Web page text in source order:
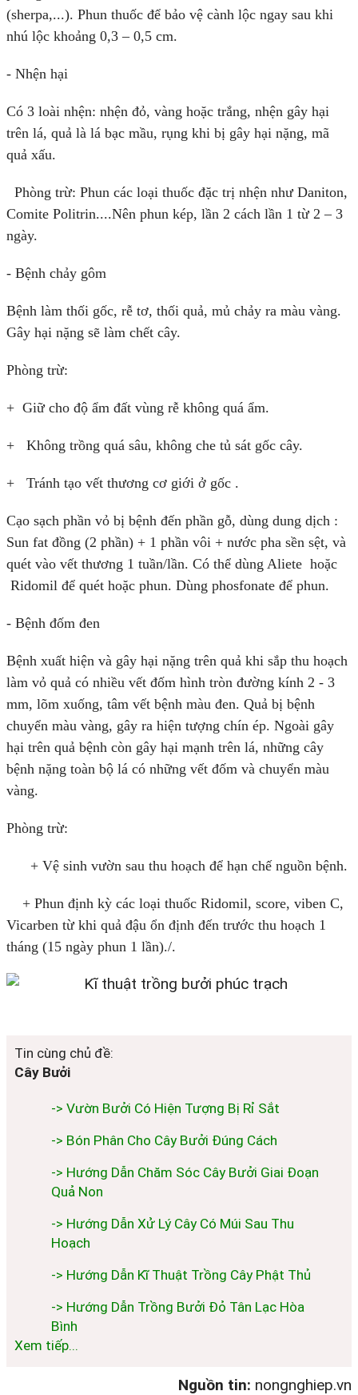
(sherpa,...). Phun thuốc để bảo vệ cành lộc ngay sau khi
nhú lộc khoảng 0,3 – 0,5 cm.
- Nhện hại
Có 3 loài nhện: nhện đỏ, vàng hoặc trắng, nhện gây hại
trên lá, quả là lá bạc mầu, rụng khi bị gây hại nặng, mã
quả xấu.
Phòng trừ: Phun các loại thuốc đặc trị nhện như Daniton,
Comite Politrin....Nên phun kép, lần 2 cách lần 1 từ 2 – 3
ngày.
- Bệnh chảy gôm
Bệnh làm thối gốc, rễ tơ, thối quả, mủ chảy ra màu vàng.
Gây hại nặng sẽ làm chết cây.
Phòng trừ:
+ Giữ cho độ ẩm đất vùng rễ không quá ẩm.
+ Không trồng quá sâu, không che tủ sát gốc cây.
+ Tránh tạo vết thương cơ giới ở gốc .
Cạo sạch phần vỏ bị bệnh đến phần gỗ, dùng dung dịch :
Sun fat đồng (2 phần) + 1 phần vôi + nước pha sền sệt, và
quét vào vết thương 1 tuần/lần. Có thể dùng Aliete hoặc
Ridomil để quét hoặc phun. Dùng phosfonate để phun.
- Bệnh đốm đen
Bệnh xuất hiện và gây hại nặng trên quả khi sắp thu hoạch
làm vỏ quả có nhiều vết đốm hình tròn đường kính 2 - 3
mm, lõm xuống, tâm vết bệnh màu đen. Quả bị bệnh
chuyển màu vàng, gây ra hiện tượng chín ép. Ngoài gây
hại trên quả bệnh còn gây hại mạnh trên lá, những cây
bệnh nặng toàn bộ lá có những vết đốm và chuyển màu
vàng.
Phòng trừ:
+ Vệ sinh vườn sau thu hoạch để hạn chế nguồn bệnh.
+ Phun định kỳ các loại thuốc Ridomil, score, viben C,
Vicarben từ khi quả đậu ổn định đến trước thu hoạch 1
tháng (15 ngày phun 1 lần)./.
Tin cùng chủ đề:
Cây Bưởi
-> Vườn Bưởi Có Hiện Tượng Bị Rỉ Sắt
-> Bón Phân Cho Cây Bưởi Đúng Cách
-> Hướng Dẫn Chăm Sóc Cây Bưởi Giai Đoạn
Quả Non
-> Hướng Dẫn Xử Lý Cây Có Múi Sau Thu
Hoạch
-> Hướng Dẫn Kĩ Thuật Trồng Cây Phật Thủ
-> Hướng Dẫn Trồng Bưởi Đỏ Tân Lạc Hòa
Bình
Xem tiếp...
Nguồn tin: nongnghiep.vn